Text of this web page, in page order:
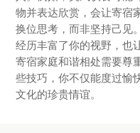
物并表达欣赏，会让寄宿
换位思考，而非坚持己见
经历丰富了你的视野，也
寄宿家庭和谐相处需要尊
些技巧，你不仅能度过愉
文化的珍贵情谊。